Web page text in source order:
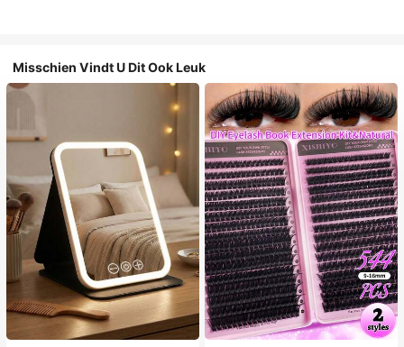
Misschien Vindt U Dit Ook Leuk